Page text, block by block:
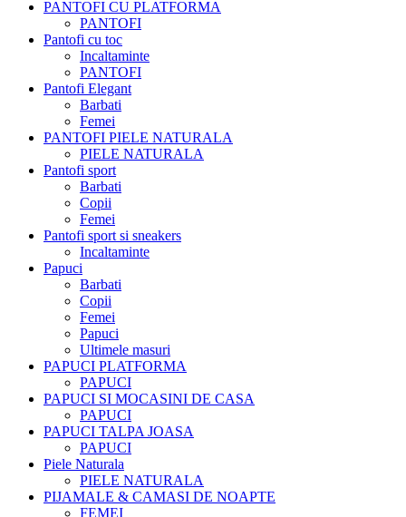
PANTOFI CU PLATFORMA
PANTOFI
Pantofi cu toc
Incaltaminte
PANTOFI
Pantofi Elegant
Barbati
Femei
PANTOFI PIELE NATURALA
PIELE NATURALA
Pantofi sport
Barbati
Copii
Femei
Pantofi sport si sneakers
Incaltaminte
Papuci
Barbati
Copii
Femei
Papuci
Ultimele masuri
PAPUCI PLATFORMA
PAPUCI
PAPUCI SI MOCASINI DE CASA
PAPUCI
PAPUCI TALPA JOASA
PAPUCI
Piele Naturala
PIELE NATURALA
PIJAMALE & CAMASI DE NOAPTE
FEMEI